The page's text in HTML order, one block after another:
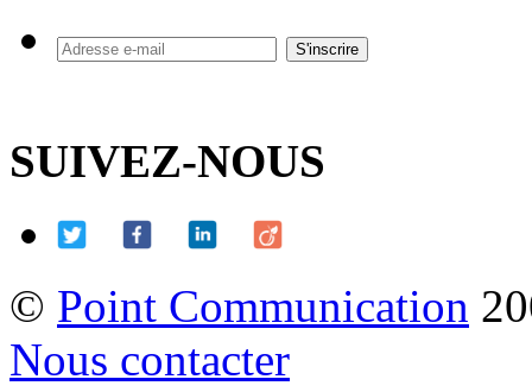
SUIVEZ-NOUS
© Point Communication
Nous contacter